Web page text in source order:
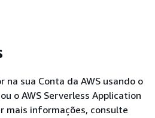
na sua Conta da AWS usando o
o AWS Serverless Application
mais informações, consulte